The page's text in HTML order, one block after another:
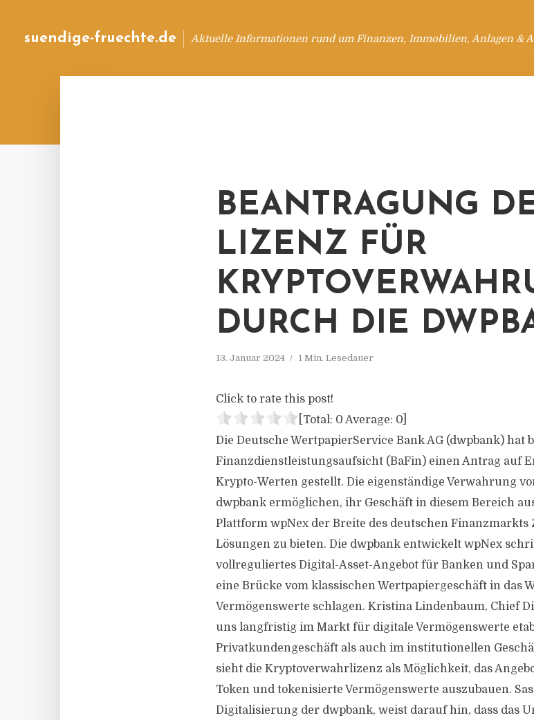
suendige-fruechte.de Aktuelle Informationen rund um Finanzen, Immobilien, Anlagen &
BEANTRAGUNG
LIZENZ FÜR
DURCH DIE
13. Januar 2024 1 Min. Lesedauer
Click to rate this post!
[Total: 0 Average: 0
Die Deutsche WertpapierService Bank AG (dwpbank) hat
Finanzdienstleistungsaufsicht (BaFin) einen Antrag auf
Krypto-Werten gestellt. Die eigenständige Verwahrung
dwpbank ermöglichen, ihr Geschäft in diesem Bereich
Plattform wpNex der Breite des deutschen
Lösungen zu bieten. Die dwpbank entwickelt wpNex
vollreguliertes Digital-Asset-Angebot für Banken und
eine Brücke vom klassischen Wertpapiergeschäft in das
Vermögenswerte schlagen. Kristina Lindenbaum, Chief
uns langfristig im Markt für digitale Vermögenswerte
Privatkundengeschäft als auch im institutionellen
sieht die Kryptoverwahrlizenz als Möglichkeit, das
Token und tokenisierte Vermögenswerte auszubauen.
Digitalisierung der dwpbank, weist darauf hin, dass das